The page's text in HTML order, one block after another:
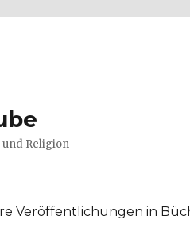
und Religion
Veröffentlichungen in